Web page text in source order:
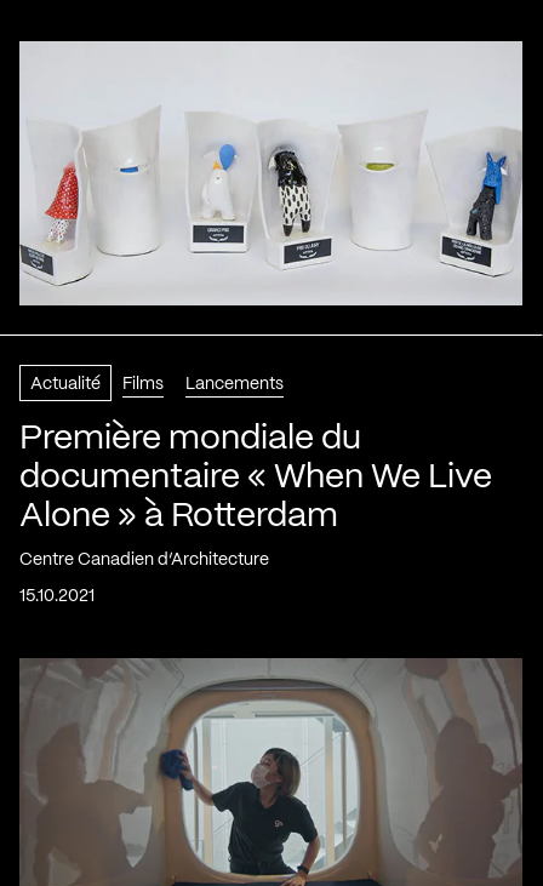
Actualité Films Lancements
Première mondiale du
documentaire « When We Live
Alone » à Rotterdam
Centre Canadien d’Architecture
15.10.2021